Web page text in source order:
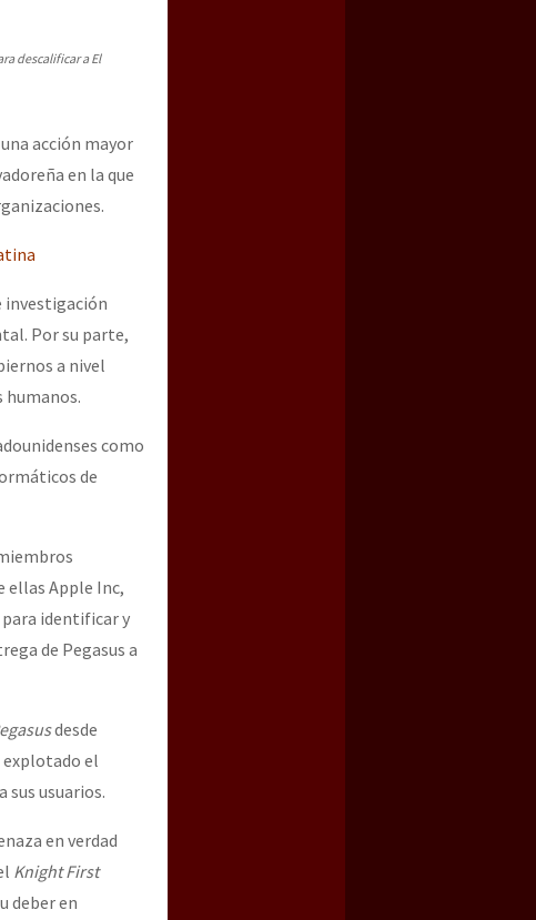
descalificar a El
acción mayor
en la que
investigación
Por su parte,
a nivel
humanos.
como
de
ellas Apple Inc,
para identificar y
de Pegasus a
desde
explotado el
sus usuarios.
en verdad
Knight First
deber en